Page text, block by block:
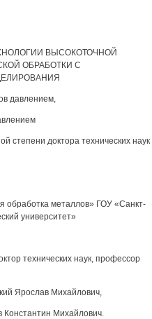
ВЫСОКОТОЧНОЙ
ОБРАБОТКИ С
давлением,
степени доктора технических наук
обработка металлов» ГОУ «Санкт-
университет»
технических наук, профессор
Ярослав Михайлович,
Константин Михайлович.